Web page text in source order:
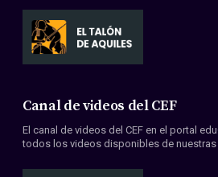
Canal de videos del CEF
El canal de videos del CEF en el portal
todos los videos disponibles de nuestras